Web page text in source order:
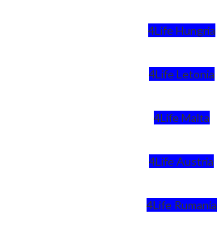
4Life Hungria
4Life Letonia
4Life Malta
4Life Austria
4Life Rumania